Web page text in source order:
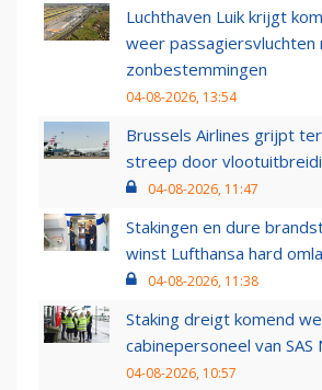
Luchthaven Luik krijgt
weer passagiersvluchten
zonbestemmingen
04-08-2026, 13:54
Brussels Airlines grijpt
streep door
04-08-2026, 11:47
Stakingen en dure
winst Lufthansa hard
04-08-2026, 11:38
Staking dreigt komend
cabinepersoneel van
04-08-2026, 10:57